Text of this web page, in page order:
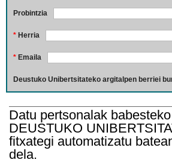
Probintzia
* Herria
* Emaila
Deustuko Unibertsitateko argitalpen berriei
Datu pertsonalak
DEUSTUKO
fitxategi automatizatu
dela.